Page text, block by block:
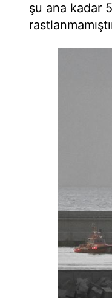
şu ana kadar